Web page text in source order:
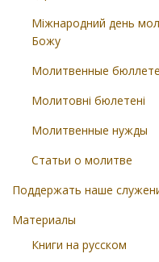
Міжнародний день
Божу
Молитвенные
Молитовні бюлетені
Молитвенные нужды
Статьи о молитве
Поддержать наше
Материалы
Книги на русском